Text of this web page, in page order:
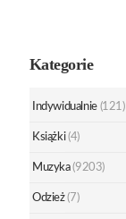
Kategorie
Indywidualnie (121)
Książki (4)
Muzyka (9203)
Odzież (7)